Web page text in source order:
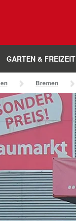
GARTEN & FREIZEIT
Bremen